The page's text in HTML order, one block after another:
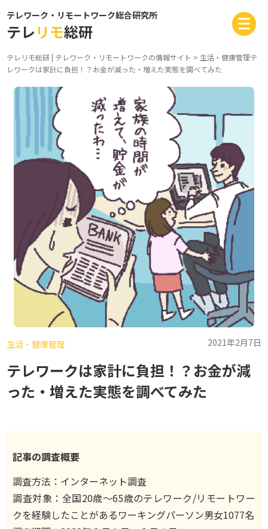
テレワーク・リモートワーク総合研究所
テレリモ総研
テレリモ総研 | テレワーク・リモートワークの情報サイト > 生活・健康管理テ
レワークは家計に負担！？お金が減った・増えた実態を調べてみた
生活・健康管理 2021年2月7日
テレワークは家計に負担！？お金が減
った・増えた実態を調べてみた
記事の調査概要
調査方法：インターネット調査
調査対象：全国20歳〜65歳のテレワーク/リモートワー
クを経験したことがあるワーキングパーソン男女1077名